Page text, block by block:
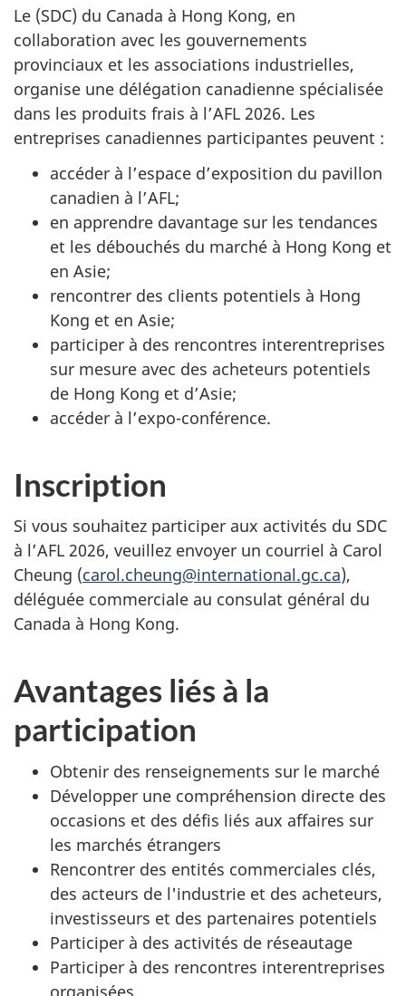
Le (SDC) du Canada à Hong Kong, en
collaboration avec les gouvernements
provinciaux et les associations industrielles,
organise une délégation canadienne spécialisée
dans les produits frais à l’AFL 2026. Les
entreprises canadiennes participantes peuvent :
accéder à l’espace d’exposition du pavillon
canadien à l’AFL;
en apprendre davantage sur les tendances
et les débouchés du marché à Hong Kong et
en Asie;
rencontrer des clients potentiels à Hong
Kong et en Asie;
participer à des rencontres interentreprises
sur mesure avec des acheteurs potentiels
de Hong Kong et d’Asie;
accéder à l’expo-conférence.
Inscription
Si vous souhaitez participer aux activités du SDC
à l’AFL 2026, veuillez envoyer un courriel à Carol
Cheung (carol.cheung@international.gc.ca),
déléguée commerciale au consulat général du
Canada à Hong Kong.
Avantages liés à la
participation
Obtenir des renseignements sur le marché
Développer une compréhension directe des
occasions et des défis liés aux affaires sur
les marchés étrangers
Rencontrer des entités commerciales clés,
des acteurs de l'industrie et des acheteurs,
investisseurs et des partenaires potentiels
Participer à des activités de réseautage
Participer à des rencontres interentreprises
organisées